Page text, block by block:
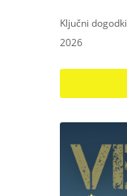
Ključni
2026